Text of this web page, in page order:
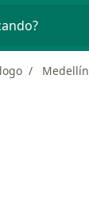
Medellín